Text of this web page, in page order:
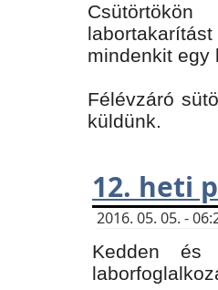
mindenkit
Félévzáró
küldünk.
12. heti
2016. 05. 05. -
Kedden és